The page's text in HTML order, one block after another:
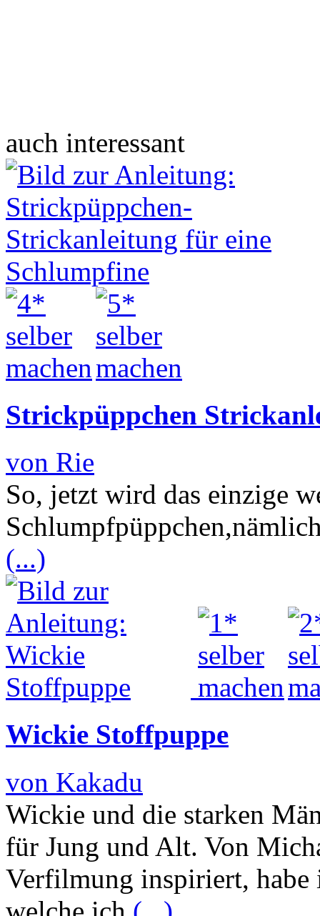
auch interessant
Strickpüppchen
von Rie
So, jetzt wird das einzige
(...)
Wickie Stoffpuppe
von Kakadu
Wickie und die starken
für Jung und Alt. Von
Verfilmung inspiriert, habe